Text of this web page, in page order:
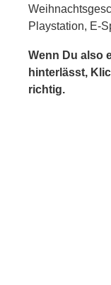
Playstation, E-
Wenn Du also
hinterlässt,
richtig.